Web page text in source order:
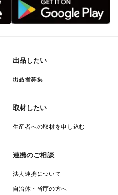
出品したい
出品者募集
取材したい
生産者への取材を申し込む
連携のご相談
法人連携について
自治体・省庁の方へ